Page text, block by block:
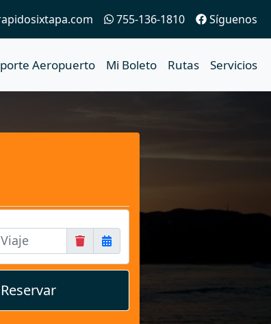
755-136-1810 Síguenos
Aeropuerto Mi Boleto Rutas Servicios
Reservar